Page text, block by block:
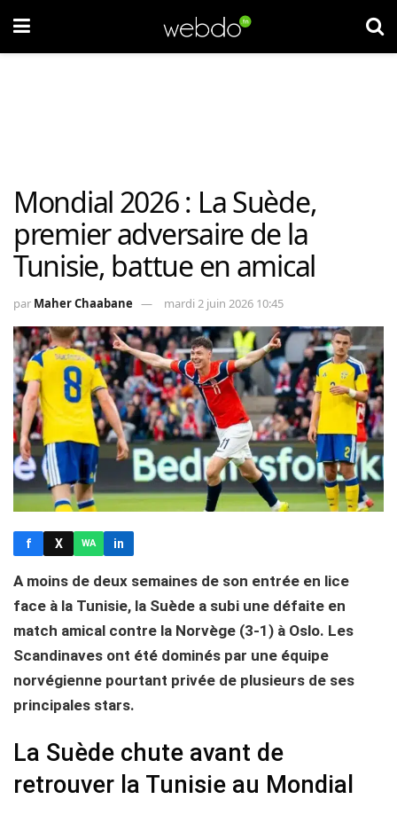
Mondial 2026 : La Suède,
premier adversaire de la
Tunisie, battue en amical
par Maher Chaabane mardi 2 juin 2026 10:45
f X WA in
A moins de deux semaines de son entrée en lice
face à la Tunisie, la Suède a subi une défaite en
match amical contre la Norvège (3-1) à Oslo. Les
Scandinaves ont été dominés par une équipe
norvégienne pourtant privée de plusieurs de ses
principales stars.
La Suède chute avant de
retrouver la Tunisie au Mondial